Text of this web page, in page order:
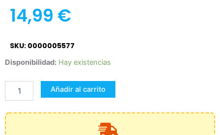
14,99 €
SKU: 0000005577
Disponibilidad: Hay existencias
JUEGO
CON
PELOTA
HINCHABLE
Añadir al carrito